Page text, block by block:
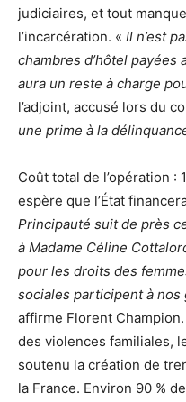
judiciaires, et tout
l’incarcération. « Il n’est
chambres d’hôtel
aura un reste à charge
l’adjoint, accusé lors du
une prime à la
Coût total de l’opération :
espère que l’État
Principauté suit de près
à Madame Céline
pour les droits des
sociales participent à
affirme Florent
des violences familiales,
soutenu la création de
la France. Environ 90 %